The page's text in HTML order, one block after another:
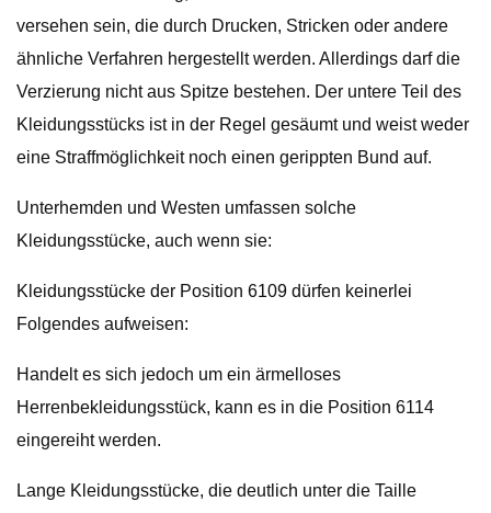
versehen sein, die durch Drucken, Stricken oder andere
ähnliche Verfahren hergestellt werden. Allerdings darf die
Verzierung nicht aus Spitze bestehen. Der untere Teil des
Kleidungsstücks ist in der Regel gesäumt und weist weder
eine Straffmöglichkeit noch einen gerippten Bund auf.
Unterhemden und Westen umfassen solche
Kleidungsstücke, auch wenn sie:
Kleidungsstücke der Position 6109 dürfen keinerlei
Folgendes aufweisen:
Handelt es sich jedoch um ein ärmelloses
Herrenbekleidungsstück, kann es in die Position 6114
eingereiht werden.
Lange Kleidungsstücke, die deutlich unter die Taille